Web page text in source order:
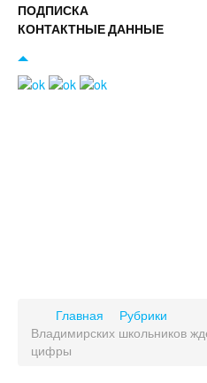
ПОДПИСКА
КОНТАКТНЫЕ ДАННЫЕ
Главная
Рубрики
Владимирских школьников
цифры